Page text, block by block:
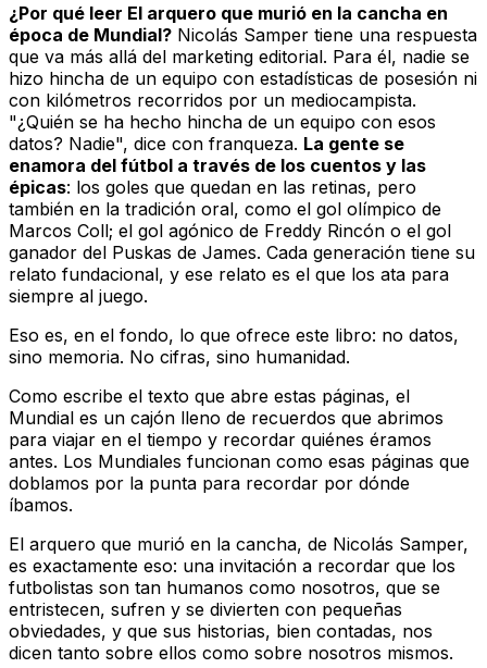
¿Por qué leer El arquero que murió en la cancha en
época de Mundial? Nicolás Samper tiene una respuesta
que va más allá del marketing editorial. Para él, nadie se
hizo hincha de un equipo con estadísticas de posesión ni
con kilómetros recorridos por un mediocampista.
"¿Quién se ha hecho hincha de un equipo con esos
datos? Nadie", dice con franqueza. La gente se
enamora del fútbol a través de los cuentos y las
épicas: los goles que quedan en las retinas, pero
también en la tradición oral, como el gol olímpico de
Marcos Coll; el gol agónico de Freddy Rincón o el gol
ganador del Puskas de James. Cada generación tiene su
relato fundacional, y ese relato es el que los ata para
siempre al juego.
Eso es, en el fondo, lo que ofrece este libro: no datos,
sino memoria. No cifras, sino humanidad.
Como escribe el texto que abre estas páginas, el
Mundial es un cajón lleno de recuerdos que abrimos
para viajar en el tiempo y recordar quiénes éramos
antes. Los Mundiales funcionan como esas páginas que
doblamos por la punta para recordar por dónde
íbamos.
El arquero que murió en la cancha, de Nicolás Samper,
es exactamente eso: una invitación a recordar que los
futbolistas son tan humanos como nosotros, que se
entristecen, sufren y se divierten con pequeñas
obviedades, y que sus historias, bien contadas, nos
dicen tanto sobre ellos como sobre nosotros mismos.